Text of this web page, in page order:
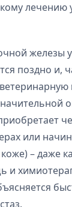
лечению
железы
поздно и,
или
– даже
и